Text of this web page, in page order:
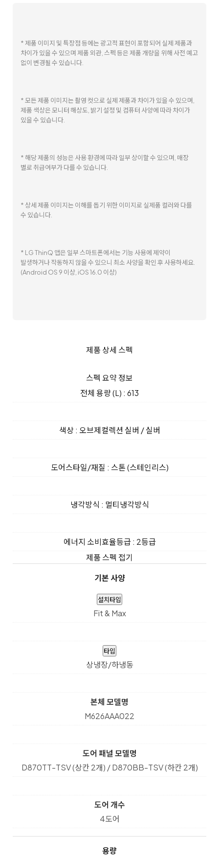
* 제품 이미지 및 특장점 등에는 광고적 표현이 포함되어 실제 제품과
차이가 있을 수 있으며 제품 외관, 스펙 등은 제품 개량을 위해 사전 예고
없이 변경될 수 있습니다.
* 모든 제품 이미지는 촬영 컷으로 실제 제품과 차이가 있을 수 있으며,
제품 색상은 모니터 해상도, 밝기 설정 및 컴퓨터 사양에 따라 차이가
있을 수 있습니다.
* 해당 제품의 성능은 사용 환경에 따라 일부 상이할 수 있으며, 매장
별로 취급여부가 다를 수 있습니다.
* 상세 제품 이미지는 이해를 돕기 위한 이미지로 실제품 컬러와 다를
수 있습니다.
* LG ThinQ 앱은 일부 스마트폰에서는 기능 사용에 제약이
발생하거나 작동하지 않을 수 있으니 최소 사양을 확인 후 사용하세요.
(Android OS 9 이상, iOS 16.0 이상)
제품 상세 스펙
스펙 요약 정보
전체 용량 (L) : 613
색상 : 오브제컬렉션 실버 / 실버
도어스타일/재질 : 스톤 (스테인리스)
냉각방식 : 멀티냉각방식
에너지 소비효율등급 : 2등급
제품 스펙 접기
기본 사양
설치타입
Fit & Max
타입
상냉장/하냉동
본체 모델명
M626AAA022
도어 패널 모델명
D870TT-TSV (상칸 2개) / D870BB-TSV (하칸 2개)
도어 개수
4도어
용량